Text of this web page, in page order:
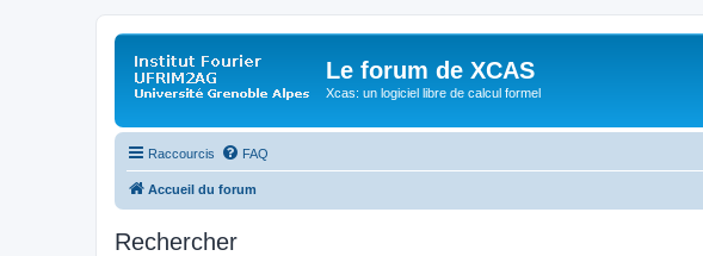
Le forum de XCAS
Xcas: un logiciel libre de calcul formel
Raccourcis FAQ
Accueil du forum
Rechercher